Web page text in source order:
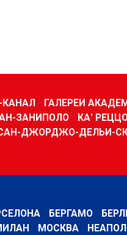
КАНАЛ ГАЛЕРЕИ
ЗАНИПОЛО КА'
ДЖОРДЖО-ДЕЛЬИ-
БЕРГАМО
МОСКВА